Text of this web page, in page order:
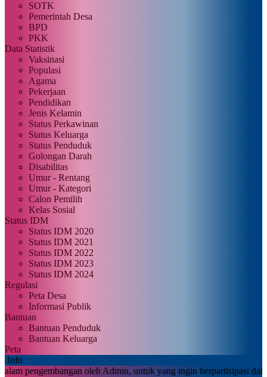
SOTK
Pemerintah Desa
BPD
PKK
Data Statistik
Vaksinasi
Populasi
Agama
Pekerjaan
Pendidikan
Jenis Kelamin
Status Perkawinan
Status Keluarga
Status Penduduk
Golongan Darah
Disabilitas
Umur - Rentang
Umur - Kategori
Calon Pemilih
Kelas Sosial
Status IDM
Status IDM 2020
Status IDM 2021
Status IDM 2022
Status IDM 2023
Status IDM 2024
Regulasi
Peta Desa
Informasi Publik
Bantuan
Bantuan Penduduk
Bantuan Keluarga
Peta
Info
oleh Admin, untuk yang ingin berpartisipasi dalam